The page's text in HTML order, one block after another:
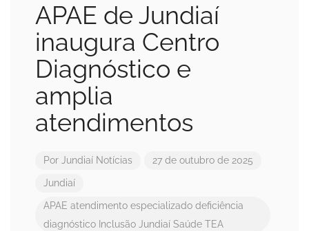
APAE de Jundiaí
inaugura Centro
Diagnóstico e
amplia
atendimentos
Por Jundiaí Notícias 27 de outubro de 2025
Jundiaí
APAE atendimento especializado deficiência
diagnóstico Inclusão Jundiaí Saúde TEA